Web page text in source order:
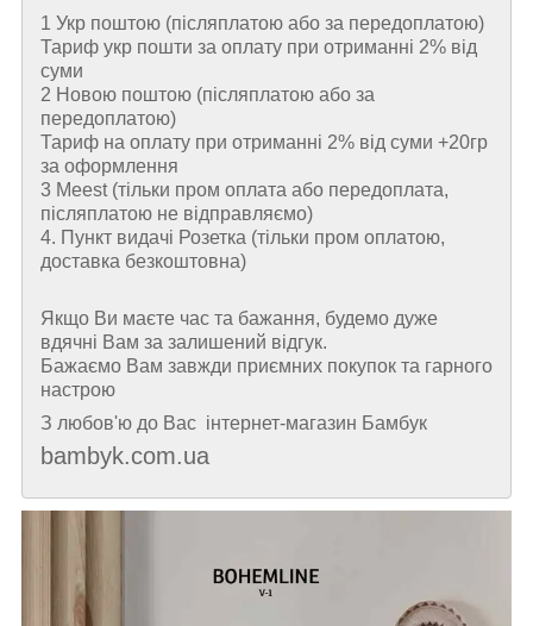
1 Укр поштою (пiсляплатою або за передоплатою)
Тариф укр пошти за оплату при отриманні 2% від
суми
2 Новою поштою (пiсляплатою або за
передоплатою)
Тариф на оплату при отриманні 2% від суми +20гр
за оформлення
3 Meest (тільки пром оплата або передоплата,
післяплатою не відправляємо)
4. Пункт видачі Розетка (тільки пром оплатою,
доставка безкоштовна)
Якщо Ви маєте час та бажання, будемо дуже
вдячні Вам за залишений відгук.
Бажаємо Вам завжди приємних покупок та гарного
настрою
З любов'ю до Вас інтернет-магазин Бамбук
bambyk.com.ua